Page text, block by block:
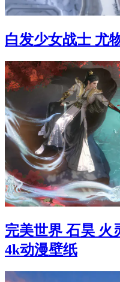
白发少女战士 尤
完美世界 石昊 火
4k动漫壁纸